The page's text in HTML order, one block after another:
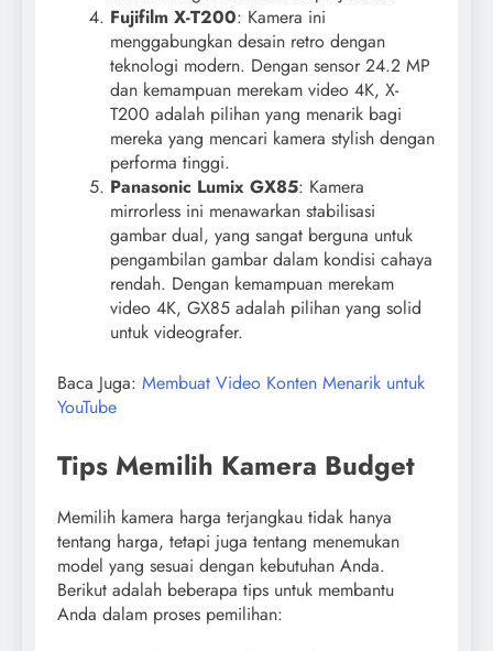
Fujifilm X-T200: Kamera ini
menggabungkan desain retro dengan
teknologi modern. Dengan sensor 24.2 MP
dan kemampuan merekam video 4K, X-
T200 adalah pilihan yang menarik bagi
mereka yang mencari kamera stylish dengan
performa tinggi.
Panasonic Lumix GX85: Kamera
mirrorless ini menawarkan stabilisasi
gambar dual, yang sangat berguna untuk
pengambilan gambar dalam kondisi cahaya
rendah. Dengan kemampuan merekam
video 4K, GX85 adalah pilihan yang solid
untuk videografer.
Baca Juga: Membuat Video Konten Menarik untuk
YouTube
Tips Memilih Kamera Budget
Memilih kamera harga terjangkau tidak hanya
tentang harga, tetapi juga tentang menemukan
model yang sesuai dengan kebutuhan Anda.
Berikut adalah beberapa tips untuk membantu
Anda dalam proses pemilihan: